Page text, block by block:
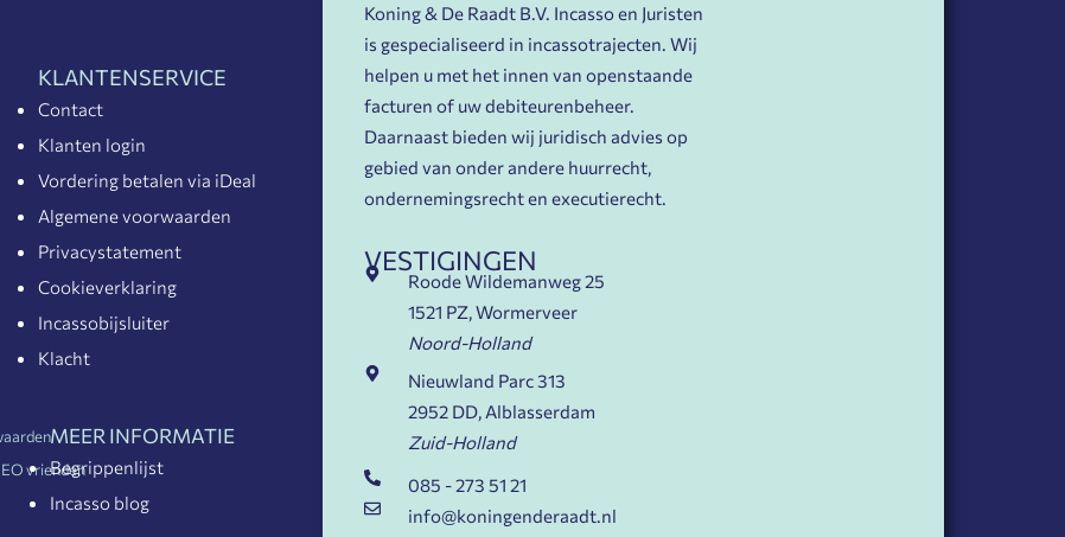
KLANTENSERVICE
Contact
Klanten login
Vordering betalen via iDeal
Algemene voorwaarden
Privacystatement
Cookieverklaring
Incassobijsluiter
Klacht
MEER INFORMATIE
Begrippenlijst
Incasso blog
Koning & De Raadt B.V. Incasso en Juristen
is gespecialiseerd in incassotrajecten. Wij
helpen u met het innen van openstaande
facturen of uw debiteurenbeheer.
Daarnaast bieden wij juridisch advies op
gebied van onder andere huurrecht,
ondernemingsrecht en executierecht.
VESTIGINGEN
Roode Wildemanweg 25
1521 PZ, Wormerveer
Noord-Holland
Nieuwland Parc 313
2952 DD, Alblasserdam
Zuid-Holland
085 - 273 51 21
info@koningenderaadt.nl
vrienden